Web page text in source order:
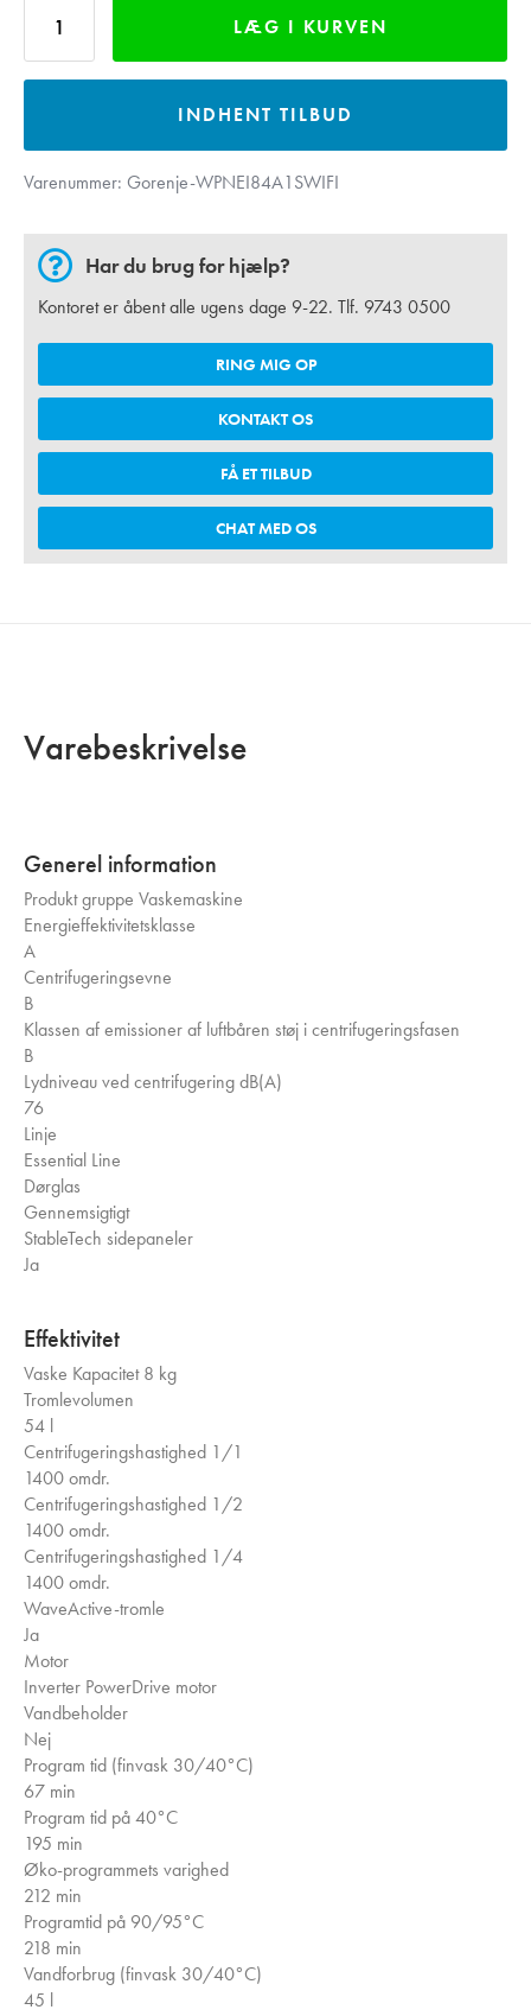
LÆG I KURVEN
INDHENT TILBUD
Varenummer: Gorenje-WPNEI84A1SWIFI
Har du brug for hjælp?
Kontoret er åbent alle ugens dage 9-22. Tlf. 9743 0500
RING MIG OP
KONTAKT OS
FÅ ET TILBUD
CHAT MED OS
Varebeskrivelse
Generel information
Produkt gruppe Vaskemaskine
Energieffektivitetsklasse
A
Centrifugeringsevne
B
Klassen af emissioner af luftbåren støj i centrifugeringsfasen
B
Lydniveau ved centrifugering dB(A)
76
Linje
Essential Line
Dørglas
Gennemsigtigt
StableTech sidepaneler
Ja
Effektivitet
Vaske Kapacitet8 kg
Tromlevolumen
54 l
Centrifugeringshastighed 1/1
1400 omdr.
Centrifugeringshastighed 1/2
1400 omdr.
Centrifugeringshastighed 1/4
1400 omdr.
WaveActive-tromle
Ja
Motor
Inverter PowerDrive motor
Vandbeholder
Nej
Program tid (finvask 30/40°C)
67 min
Program tid på 40°C
195 min
Øko-programmets varighed
212 min
Programtid på 90/95°C
218 min
Vandforbrug (finvask 30/40°C)
45 l